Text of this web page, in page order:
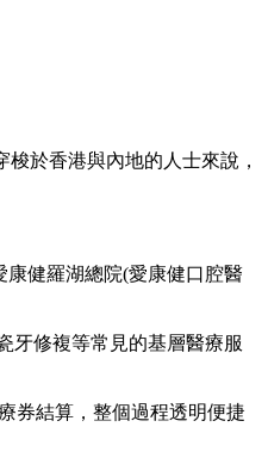
於香港與內地的人士來說，
健羅湖總院(愛康健口腔醫
牙修複等常見的基層醫療服
券結算，整個過程透明便捷